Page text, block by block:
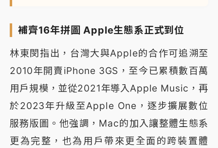
補齊16年拼圖 Apple生態系正式到位
林東閔指出，台灣大與Apple的合作可追溯至
2010年開賣iPhone 3GS，至今已累積數百萬
用戶規模，並從2021年導入Apple Music，再
於2023年升級至Apple One，逐步擴展數位
服務版圖。他強調，Mac的加入讓整體生態系
更為完整，也為用戶帶來更全面的跨裝置體